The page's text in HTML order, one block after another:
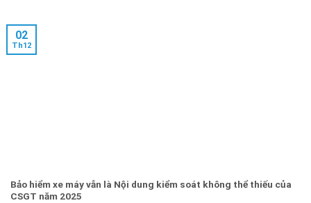
Bảo hiểm xe máy vẫn là Nội dung kiểm soát không thể thiếu của
CSGT năm 2025
02
Th12